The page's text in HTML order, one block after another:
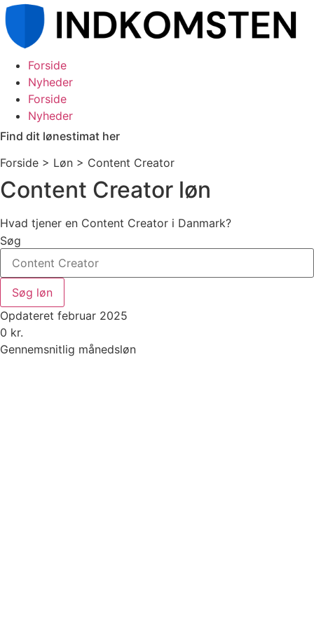
Videre
til
indhold
Forside
Nyheder
Forside
Nyheder
Find dit lønestimat her
Forside > Løn > Content Creator
Content Creator løn
Hvad tjener en Content Creator i Danmark?
Søg
Søg løn
Opdateret februar 2025
0 kr.
Gennemsnitlig månedsløn